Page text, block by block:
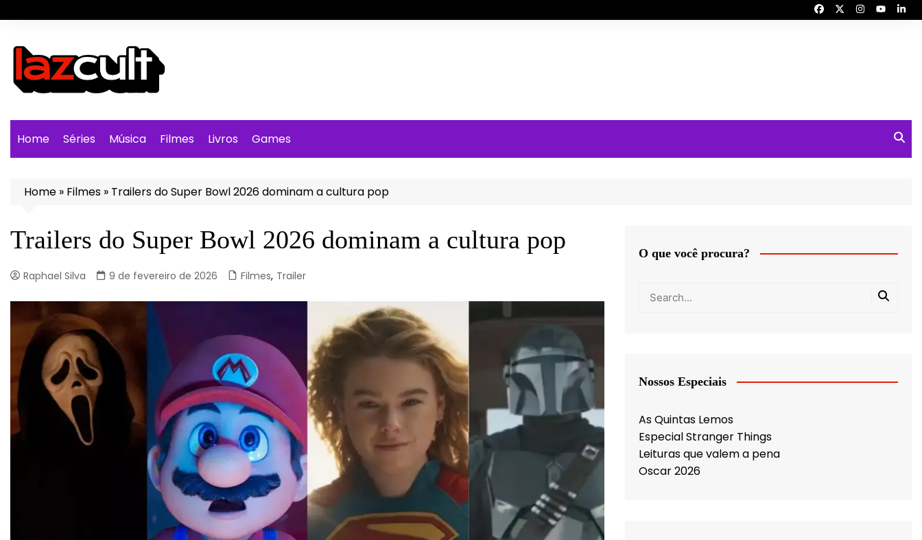
para
conteúdo
Home Séries Música Filmes Livros Games
Home » Filmes » Trailers do Super Bowl 2026 dominam a cultura pop
Trailers do Super Bowl 2026 dominam a cultura pop
Raphael Silva 9 de fevereiro de 2026 Filmes, Trailer
O que você procura?
Nossos Especiais
As Quintas Lemos
Especial Stranger Things
Leituras que valem a pena
Oscar 2026